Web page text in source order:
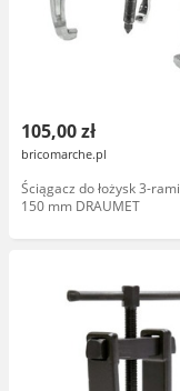
105,00 zł
bricomarche.pl
Ściągacz do łożysk 3-
150 mm DRAUMET